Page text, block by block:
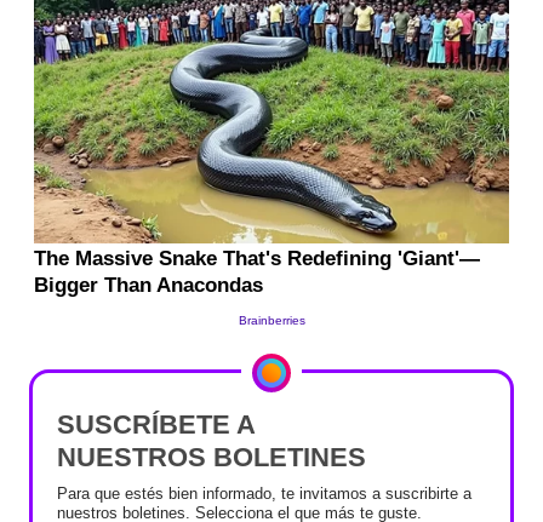
SUSCRÍBETE A
NUESTROS BOLETINES
Para que estés bien informado, te invitamos a suscribirte a
nuestros boletines. Selecciona el que más te guste.